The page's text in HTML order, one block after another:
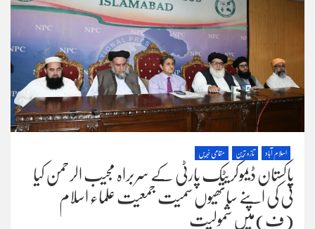
اسلام آباد تازہ ترین مقامی خبریں
پاکستان ڈیموکریٹک پارٹی کے سربراہ مجیب الرحمن کیا
نی کی اپنے ساتھیوں سمیت جمعیت علماء اسلام
(ف)میں شمولیت